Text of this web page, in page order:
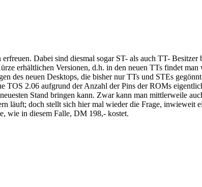
Dabei sind diesmal sogar ST- als auch TT-
erhältlichen Versionen, d.h. in den neuen TTs findet
des neuen Desktops, die bisher nur TTs und STEs
TOS 2.06 aufgrund der Anzahl der Pins der ROMs
Stand bringen kann. Zwar kann man mittlerweile
läuft; doch stellt sich hier mal wieder die Frage, inwieweit
wie in diesem Falle, DM 198,- kostet.